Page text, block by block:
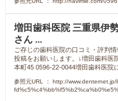
増田歯科医院 三重県伊
さん ...
ご存じの歯科医院の口コミ・評判
投稿をお願いします。↓増田歯科医
本町45 0596-22-0044増田歯科医院
参照元URL ： http://